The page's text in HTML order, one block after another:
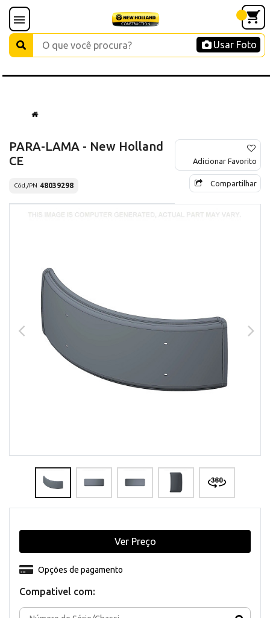
Usar Foto
PARA-LAMA - New Holland
CE
Cód./PN 48039298
Adicionar Favorito
Compartilhar
Compativel com:
Opções de pagamento
Ver Preço